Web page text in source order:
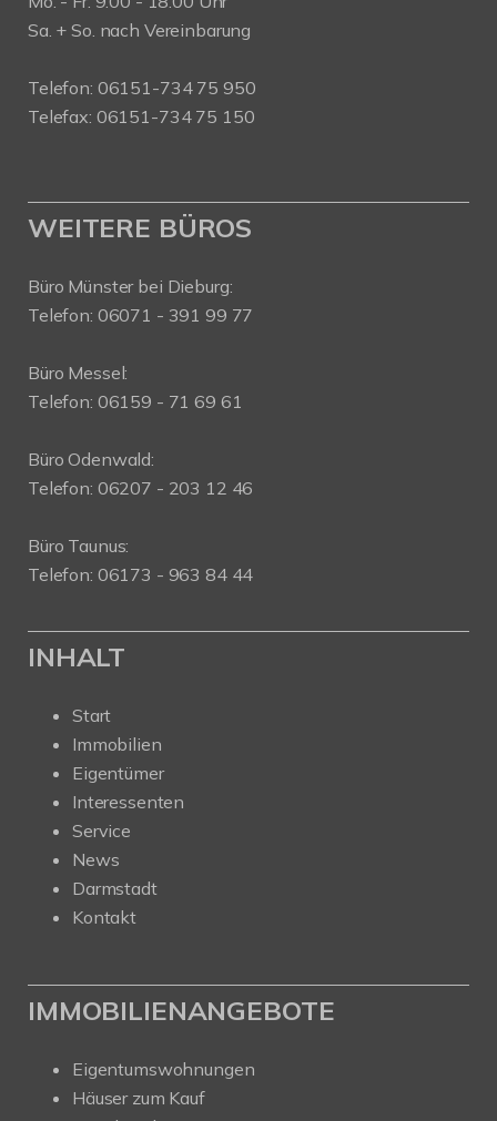
Sa. + So. nach Vereinbarung
Telefon: 06151-734 75 950
Telefax: 06151-734 75 150
WEITERE BÜROS
Büro Münster bei Dieburg:
Telefon: 06071 - 391 99 77
Büro Messel:
Telefon: 06159 - 71 69 61
Büro Odenwald:
Telefon: 06207 - 203 12 46
Büro Taunus:
Telefon: 06173 - 963 84 44
INHALT
Start
Immobilien
Eigentümer
Interessenten
Service
News
Darmstadt
Kontakt
IMMOBILIENANGEBOTE
Eigentumswohnungen
Häuser zum Kauf